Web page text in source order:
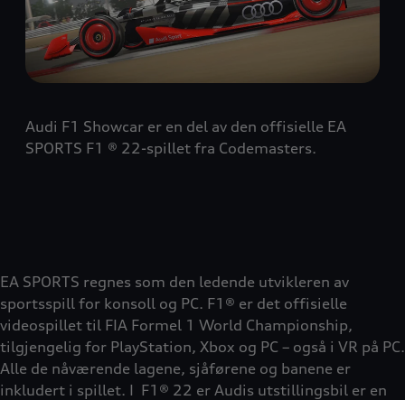
Audi F1 Showcar er en del av den offisielle EA
SPORTS F1 ® 22-spillet fra Codemasters.
EA SPORTS regnes som den ledende utvikleren av
sportsspill for konsoll og PC. F1® er det offisielle
videospillet til FIA Formel 1 World Championship,
tilgjengelig for PlayStation, Xbox og PC – også i VR på PC.
Alle de nåværende lagene, sjåførene og banene er
inkludert i spillet. I F1® 22 er Audis utstillingsbil er en